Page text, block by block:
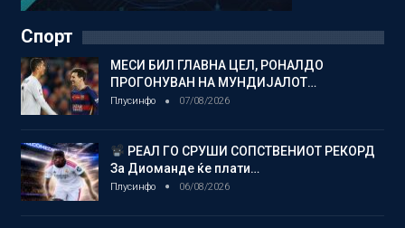
Спорт
МЕСИ БИЛ ГЛАВНА ЦЕЛ, РОНАЛДО
ПРОГОНУВАН НА МУНДИЈАЛОТ…
Плусинфо 07/08/2026
РЕАЛ ГО СРУШИ СОПСТВЕНИОТ РЕКОРД
За Диоманде ќе плати…
Плусинфо 06/08/2026